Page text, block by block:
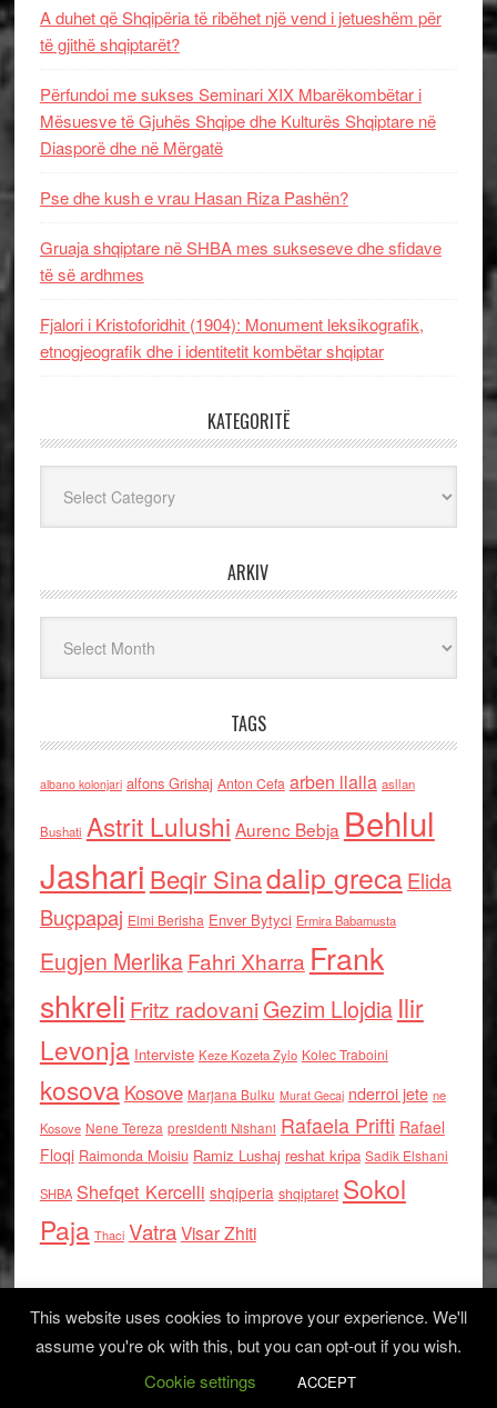
A duhet që Shqipëria të ribëhet një vend i jetueshëm për
të gjithë shqiptarët?
Përfundoi me sukses Seminari XIX Mbarëkombëtar i
Mësuesve të Gjuhës Shqipe dhe Kulturës Shqiptare në
Diasporë dhe në Mërgatë
Pse dhe kush e vrau Hasan Riza Pashën?
Gruaja shqiptare në SHBA mes sukseseve dhe sfidave
të së ardhmes
Fjalori i Kristoforidhit (1904): Monument leksikografik,
etnogjeografik dhe i identitetit kombëtar shqiptar
KATEGORITË
ARKIV
TAGS
albano kolonjari alfons Grishaj Anton Cefa arben llalla asllan
Bushati Astrit Lulushi Aurenc Bebja Behlul
Jashari Beqir Sinadalip grecaElida
Buçpapaj Elmi Berisha Enver Bytyci Ermira Babamusta
Eugjen MerlikaFahri Xharra Frank
shkreli Fritz radovaniGezim Llojdia Ilir
Levonja Interviste Keze Kozeta Zylo Kolec Traboini
kosova Kosove Marjana Bulku Murat Gecaj nderroi jete ne
Kosove Nene Tereza presidenti Nishani Rafaela Prifti Rafael
Floqi Raimonda Moisiu Ramiz Lushaj reshat kripa Sadik Elshani
SHBA Shefqet Kercelli shqiperia shqiptaret Sokol
Paja Thaci VatraVisar Zhiti
Log in
This website uses cookies to improve your experience. We'll
assume you're ok with this, but you can opt-out if you wish.
Cookie settings
ACCEPT